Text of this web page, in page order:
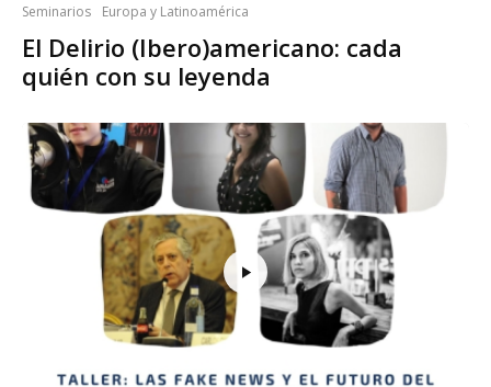
Seminarios Europa y Latinoamérica
El Delirio (Ibero)americano: cada
quién con su leyenda